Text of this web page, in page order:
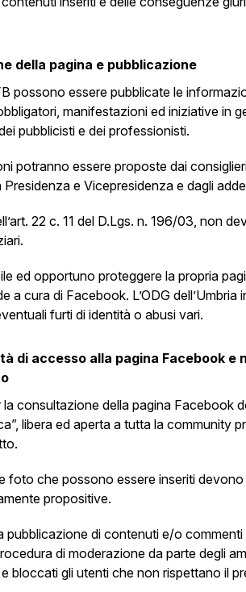
della pagina e pubblicazione
possono essere pubblicate le
manifestazioni ed iniziative in
pubblicisti e dei professionisti.
potranno essere proposte dai consiglieri
Presidenza e Vicepresidenza e dagli
22 c. 11 del D.Lgs. n. 196/03, non
ed opportuno proteggere la propria
a cura di Facebook. L’ODG dell’Umbria
furti di identità o abusi vari.
di accesso alla pagina Facebook e
la consultazione della pagina Facebook
libera ed aperta a tutta la community
foto che possono essere inseriti devono
propositive.
pubblicazione di contenuti e/o
di moderazione da parte degli
bloccati gli utenti che non rispettano il